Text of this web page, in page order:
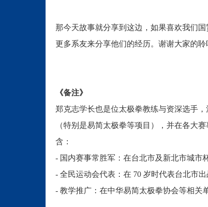
那今天故事就分享到这边，如果喜欢我们
更多系友来分享他们的经历。谢谢大家的聆
《备注》
郑克志学长也是位太极拳教练与资深选手
（特别是易简太极拳等项目），并在各大
含：
- 国内赛事常胜军：在台北市及新北市城市
- 全民运动会代表：在 70 岁时代表台北市
- 教学推广：在中华易简太极拳协会等相关